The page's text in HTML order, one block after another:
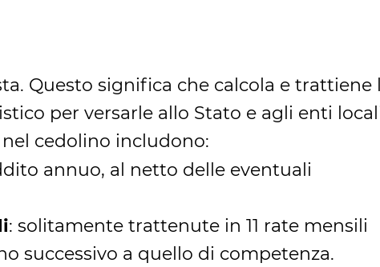
Questo significa che calcola e trattiene
per versarle allo Stato e agli enti
cedolino includono:
annuo, al netto delle eventuali
: solitamente trattenute in 11 rate mensili
successivo a quello di competenza.